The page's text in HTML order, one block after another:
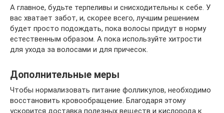
А главное, будьте терпеливы и снисходительны к себе. У
вас хватает забот, и, скорее всего, лучшим решением
будет просто подождать, пока волосы придут в норму
естественным образом. А пока используйте хитрости
для ухода за волосами и для причесок.
Дополнительные меры
Чтобы нормализовать питание фолликулов, необходимо
восстановить кровообращение. Благодаря этому
ускорится доставка полезных веществ и кислорода к